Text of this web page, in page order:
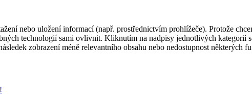
nebo uložení informací (např. prostřednictvím prohlížeče). Protože
technologií sami ovlivnit. Kliknutím na nadpisy jednotlivých kategorií
zobrazení méně relevantního obsahu nebo nedostupnost některých